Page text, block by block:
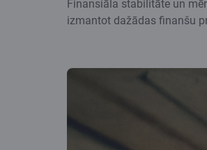
Finansiāla stabilitāte un
izmantot dažādas finanšu